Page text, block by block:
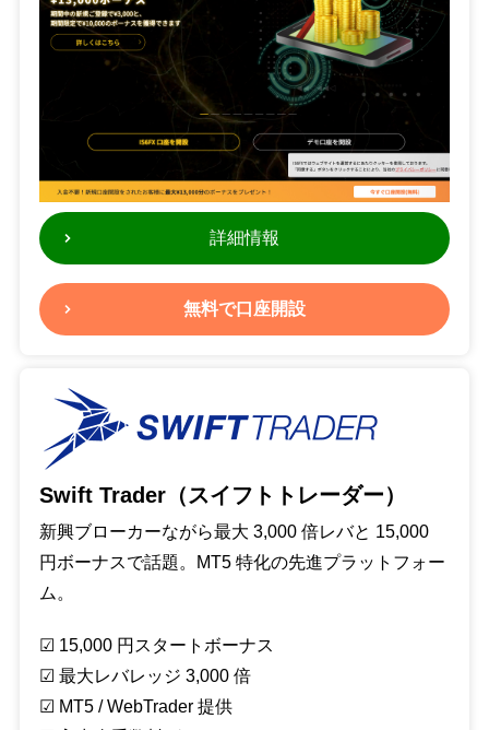
詳細情報
無料で口座開設
Swift Trader（スイフトトレーダー）
新興ブローカーながら最大 3,000 倍レバと 15,000
円ボーナスで話題。MT5 特化の先進プラットフォー
ム。
☑︎ 15,000 円スタートボーナス
☑︎ 最大レバレッジ 3,000 倍
☑︎ MT5 / WebTrader 提供